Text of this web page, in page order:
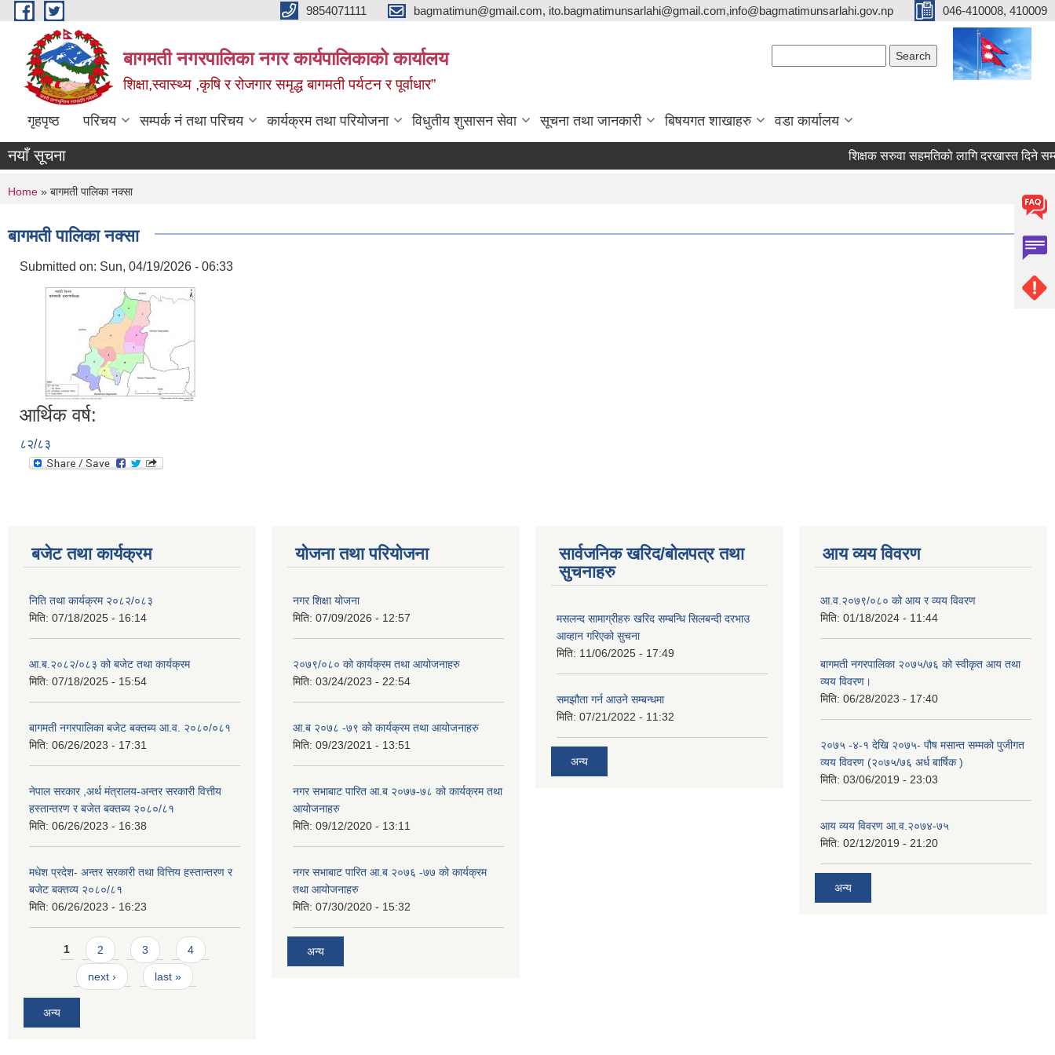
Skip to main content 9854071111 bagmatimun@gmail.com, ito.bagmatimunsarlahi@gmail.com,info@bagmatimunsarlahi.gov.np 046-410008, 410009
बागमती नगरपालिका नगर कार्यपालिकाको कार्यालय
शिक्षा,स्वास्थ्य ,कृषि र रोजगार समृद्ध बागमती पर्यटन र पूर्वाधार”
गृहपृष्ठ परिचय सम्पर्क नं तथा परिचय कार्यक्रम तथा परियोजना विधुतीय शुसासन सेवा सूचना तथा जानकारी बिषयगत शाखाहरु वडा कार्यालय
नयाँ सूचना शिक्षक सरुवा सहमतिको लागि दरखास्त
You are here
Home » बागमती पालिका नक्सा
बागमती पालिका नक्सा
Submitted on: Sun, 04/19/2026 - 06:33
आर्थिक वर्ष:
८२/८३
बजेट तथा कार्यक्रम
निति तथा कार्यक्रम २०८२/०८३
मिति: 07/18/2025 - 16:14
आ.ब.२०८२/०८३ को बजेट तथा कार्यक्रम
मिति: 07/18/2025 - 15:54
बागमती नगरपालिका बजेट बक्तब्य आ.व. २०८०/०८१
मिति: 06/26/2023 - 17:31
नेपाल सरकार ,अर्थ मंत्रालय-अन्तर सरकारी वित्तीय
हस्तान्तरण र बजेत बक्तब्य २०८०/८१
मिति: 06/26/2023 - 16:38
मधेश प्रदेश- अन्तर सरकारी तथा वित्तिय हस्तान्तरण र
बजेट बक्तव्य २०८०/८१
मिति: 06/26/2023 - 16:23
Pages
1 2 3 4
next › last »
अन्य
योजना तथा परियोजना
नगर शिक्षा योजना
मिति: 07/09/2026 - 12:57
२०७९/०८० को कार्यक्रम तथा आयोजनाहरु
मिति: 03/24/2023 - 22:54
आ.ब २०७८ -७९ को कार्यक्रम तथा आयोजनाहरु
मिति: 09/23/2021 - 13:51
नगर सभाबाट पारित आ.ब २०७७-७८ को कार्यक्रम तथा
आयोजनाहरु
मिति: 09/12/2020 - 13:11
नगर सभाबाट पारित आ.ब २०७६ -७७ को कार्यक्रम
तथा आयोजनाहरु
मिति: 07/30/2020 - 15:32
अन्य
सार्वजनिक खरिद/बोलपत्र तथा
सुचनाहरु
मसलन्द सामाग्रीहरु खरिद सम्बन्धि सिलबन्दी दरभाउ
आव्हान गरिएको सुचना
मिति: 11/06/2025 - 17:49
समझौता गर्न आउने सम्बन्धमा
मिति: 07/21/2022 - 11:32
अन्य
आय व्यय विवरण
आ.व.२०७९/०८० को आय र व्यय विवरण
मिति: 01/18/2024 - 11:44
बागमती नगरपालिका २०७५/७६ को स्वीकृत आय तथा
व्यय विवरण।
मिति: 06/28/2023 - 17:40
२०७५ -४-१ देखि २०७५- पौष मसान्त सम्मको पुजीगत
व्यय विवरण (२०७५/७६ अर्ध बार्षिक )
मिति: 03/06/2019 - 23:03
आय व्यय विवरण आ.व.२०७४-७५
मिति: 02/12/2019 - 21:20
अन्य